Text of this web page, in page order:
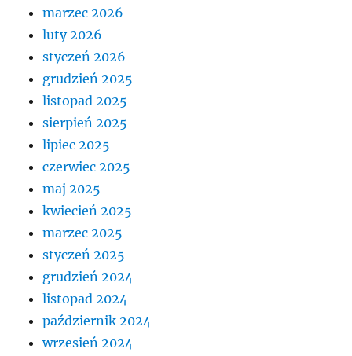
marzec 2026
luty 2026
styczeń 2026
grudzień 2025
listopad 2025
sierpień 2025
lipiec 2025
czerwiec 2025
maj 2025
kwiecień 2025
marzec 2025
styczeń 2025
grudzień 2024
listopad 2024
październik 2024
wrzesień 2024